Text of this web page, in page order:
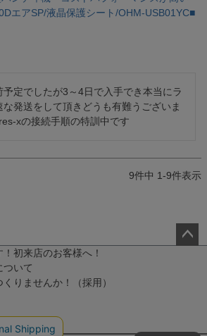
エアSP/液晶保護シート/OHM-USB01YC■
定でしたが3～4日で入手でき本当にラ
な発送をして頂きどうも有難うございま
xの接続手順の特訓中です
9件中 1-9件表示
初来店のお客様へ！
ついて
りませんか！（採用）